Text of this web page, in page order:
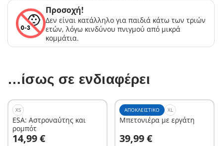
Προσοχή!
Δεν είναι κατάλληλο για παιδιά κάτω των τριών
ετών, λόγω κινδύνου πνιγμού από μικρά
κομμάτια.
…ίσως σε ενδιαφέρει
XS
ESA: Αστροναύτης και
ρομπότ
14,99 €
Στο καλάθι
ΑΠΟΚΛΕΙΣΤΙΚΌ XL
Μπετονιέρα με εργάτη
39,99 €